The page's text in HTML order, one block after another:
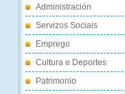
Administración
Servizos Sociais
Emprego
Cultura e Deportes
Patrimonio